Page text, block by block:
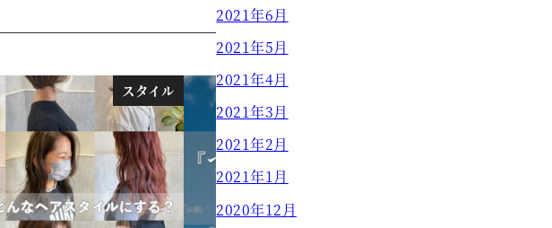
スタイル
2021年6月
2021年5月
2021年4月
2021年3月
2021年2月
2021年1月
2020年12月